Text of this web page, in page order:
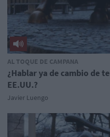
AL TOQUE DE CAMPANA
¿Hablar ya de cambio de
EE.UU.?
Javier Luengo